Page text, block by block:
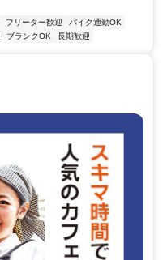
フリーター歓迎
バイク通勤OK
ブランクOK 長期歓迎